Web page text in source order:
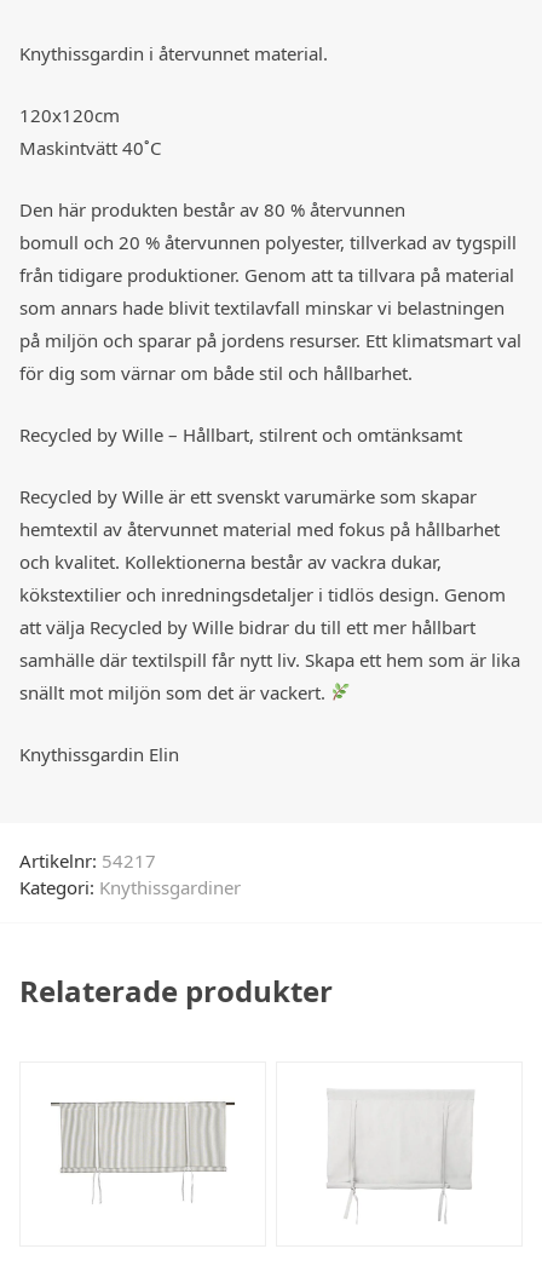
Knythissgardin i återvunnet material.
120x120cm
Maskintvätt 40˚C
Den här produkten består av 80 % återvunnen
bomull och 20 % återvunnen polyester, tillverkad av tygspill
från tidigare produktioner. Genom att ta tillvara på material
som annars hade blivit textilavfall minskar vi belastningen
på miljön och sparar på jordens resurser. Ett klimatsmart val
för dig som värnar om både stil och hållbarhet.
Recycled by Wille – Hållbart, stilrent och omtänksamt
Recycled by Wille är ett svenskt varumärke som skapar
hemtextil av återvunnet material med fokus på hållbarhet
och kvalitet. Kollektionerna består av vackra dukar,
kökstextilier och inredningsdetaljer i tidlös design. Genom
att välja Recycled by Wille bidrar du till ett mer hållbart
samhälle där textilspill får nytt liv. Skapa ett hem som är lika
snällt mot miljön som det är vackert.
Knythissgardin Elin
Artikelnr: 54217
Kategori: Knythissgardiner
Relaterade produkter